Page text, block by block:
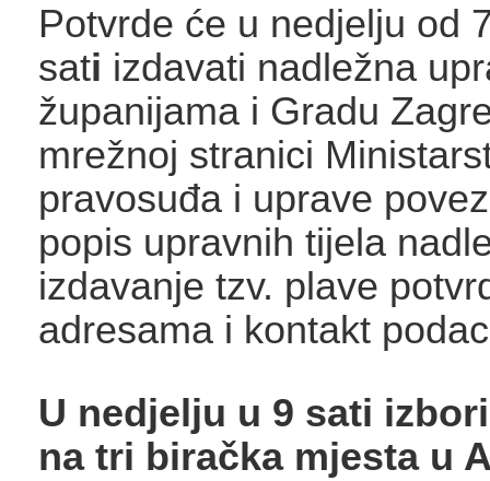
Potvrde će u nedjelju od
sati izdavati nadležna
županijama i Gradu
mrežnoj stranici
pravosuđa i uprave
popis upravnih tijela
izdavanje tzv. plave
adresama i kontakt
U nedjelju u 9 sati
na tri biračka mjesta u